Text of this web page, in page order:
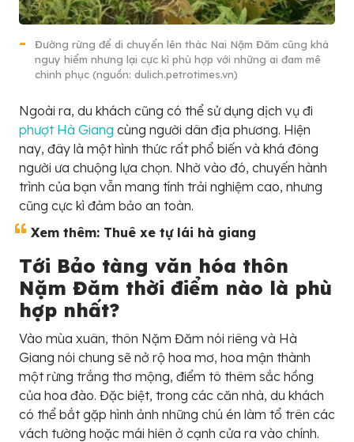
Đường rừng để di chuyển lên thác Nai Nặm Đăm cũng khá
nguy hiểm nhưng lại cực kì phù hợp với những ai đam mê
chinh phục (nguồn: dulich.petrotimes.vn)
Ngoài ra, du khách cũng có thể sử dụng dịch vụ đi
phượt Hà Giang cùng người dân địa phương. Hiện
nay, đây là một hình thức rất phổ biến và khá đông
người ưa chuộng lựa chọn. Nhờ vào đó, chuyến hành
trình của bạn vẫn mang tính trải nghiệm cao, nhưng
cũng cực kì đảm bảo an toàn.
Xem thêm: Thuê xe tự lái hà giang
Tới Bảo tàng văn hóa thôn
Nặm Đăm thời điểm nào là phù
hợp nhất?
Vào mùa xuân, thôn Nặm Đăm nói riêng và Hà
Giang nói chung sẽ nở rộ hoa mơ, hoa mận thành
một rừng trắng thơ mộng, điểm tô thêm sắc hồng
của hoa đào. Đặc biệt, trong các căn nhà, du khách
có thể bắt gặp hình ảnh những chú én làm tổ trên các
vách tường hoặc mái hiên ở cạnh cửa ra vào chính.